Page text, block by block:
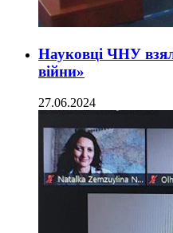
Науковці ЧНУ
війни»
27.06.2024